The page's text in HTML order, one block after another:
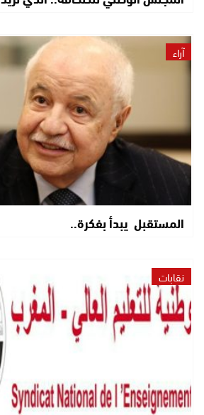
آراء
المستقبل يبدأ بفكرة..
نقابات